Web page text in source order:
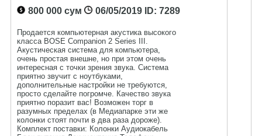
800 000 сум 06/05/2019ID: 7289
Продается компьютерная акустика высокого
класса BOSE Companion 2 Series III.
Акустическая система для компьютера,
очень простая внешне, но при этом очень
интересная с точки зрения звука. Система
приятно звучит с ноутбуками,
дополнительные настройки не требуются,
просто сделайте погромче. Качество звука
приятно поразит вас! Возможен торг в
разумных пределах (в Медиапарке эти же
колонки стоят почти в два раза дороже).
Комплект поставки: Колонки Аудиокабель